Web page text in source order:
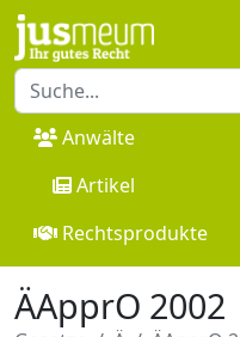
Anwälte
Artikel
Rechtsprodukte
ÄApprO 2002